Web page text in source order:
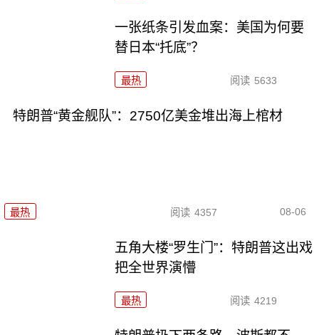
一张纸条引发血案：美国为何要
替日本“托底”？
最热 阅读 5633
特朗普“黄金舰队”：2750亿美金堆出海上棺材
最热 阅读 4357 08-06
五角大楼“罗生门”：特朗普这出戏
把全世界演懵
最热 阅读 4219